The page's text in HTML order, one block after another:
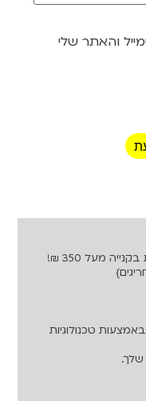
והאתר שלי
מעל 350 ₪!
טכנולוגיות